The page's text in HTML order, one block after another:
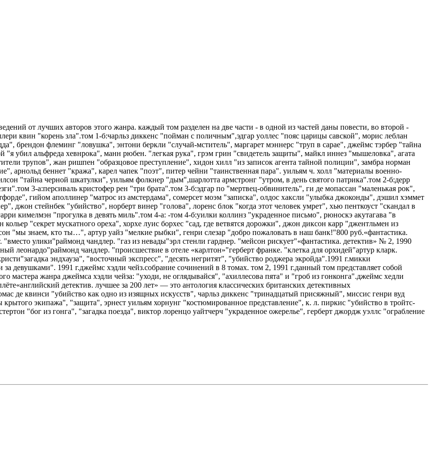
от лучших авторов этого жанра. каждый том разделен на две части - в одной из частей даны повести, во второй -
квин "корень зла".том 1-б:чарльз диккенс "пойман с поличным",эдгар уоллес "пояс царицы савской", морис леблан
брендон флеминг "ловушка", энтони беркли "случай-мститель", маргарет мэннерс "труп в сарае", джеймс тэрбер "тайна
"я убил альфреда хевнрока", манн рюбен. "легкая рука", грэм грин "свидетель защиты", майкл иннез "мышеловка", агата
трупов", жан ришпен "образцовое преступление", хидон хилл "из записок агента тайной полиции", замбра норман
арнольд беннет "кража", карел чапек "поэт", питер чейни "таинственная пара". уильям ч. холл "материалы военно-
"тайна черной шкатулки", уильям фолкнер "дым",шарлотта армстронг "утром, в день святого патрика".том 2-б:дерр
3-а:персиваль кристофер рен "три брата".том 3-б:эдгар по "мертвец-обвинитель", ги де мопассан "маленькая рок",
гийом аполлинер "матрос из амстердама", сомерсет моэм "записка", олдос хаксли "улыбка джоконды", дэшил хэммет
джон стейнбек "убийство", норберт винер "голова", лоренс блок "когда этот человек умрет", хью пенткоуст "скандал в
кимелмэн "прогулка в девять миль".том 4-а: -том 4-б:уилки коллинз "украденное письмо", рюноскэ акутагава "в
"секрет мускатного ореха", хорхе луис борхес "сад, где ветвятся дорожки", джон диксон карр "джентльмен из
"мы знаем, кто ты…", артур уайз "мелкие рыбки", генри слезар "добро пожаловать в наш банк!"800 руб.«фантастика.
улики"раймонд чандлер. "газ из невады"эрл стенли гарднер. "мейсон рискует"«фантастика. детектив» № 2, 1990
леонардо"раймонд чандлер. "происшествие в отеле «карлтон»"герберт франке. "клетка для орхидей"артур кларк.
эндхауза", "восточный экспресс", "десять негритят", "убийство роджера экройда".1991 г.микки
девушками". 1991 г.джеймс хэдли чейз.собрание сочинений в 8 томах. том 2, 1991 г.данный том представляет собой
мастера жанра джеймса хэдли чейза: "уходи, не оглядывайся", "ахиллесова пята" и "гроб из гонконга".джеймс хедли
детектив. лучшее за 200 лет» — это антология классических британских детективных
де квинси "убийство как одно из изящных искусств", чарльз диккенс "тринадцатый присяжный", миссис генри вуд
экипажа", "защита", эрнест уильям хорнунг "костюмированное представление", к. л. пиркис "убийство в тройтс-
"бог из гонга", "загадка поезда", виктор лоренцо уайтчерч "украденное ожерелье", герберт джордж уэллс "ограбление